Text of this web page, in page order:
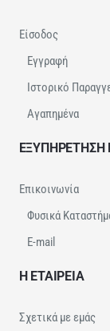
Είσοδος
Εγγραφή
Ιστορικό
Αγαπημένα
ΕΞΥΠΗΡΕΤΗΣΗ
Επικοινωνία
Φυσικά
E-mail
Η ΕΤΑΙΡΕΙΑ
Σχετικά με εμάς